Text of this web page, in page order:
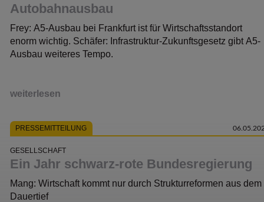
Autobahnausbau
Frey: A5-Ausbau bei Frankfurt ist für Wirtschaftsstandort
enorm wichtig. Schäfer: Infrastruktur-Zukunftsgesetz gibt A5-
Ausbau weiteres Tempo.
weiterlesen
PRESSEMITTEILUNG
GESELLSCHAFT
Ein Jahr schwarz-rote Bundesregierung
Mang: Wirtschaft kommt nur durch Strukturreformen aus dem
Dauertief